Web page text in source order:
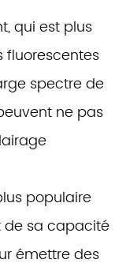
qui est plus
fluorescentes
spectre de
ne pas
populaire
de sa capacité
émettre des